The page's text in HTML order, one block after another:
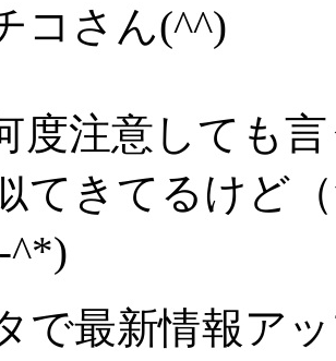
コさん(^^)
度注意しても
てきてるけど
^*)
で最新情報ア